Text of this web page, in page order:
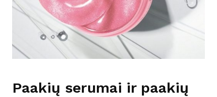
Paakių serumai ir paakių